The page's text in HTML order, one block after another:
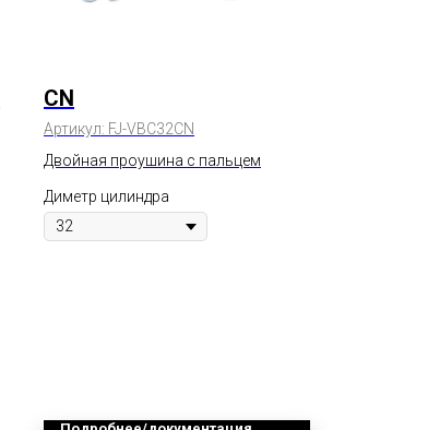
CN
Артикул: FJ-VBC32CN
Двойная проушина с пальцем
Диметр цилиндра